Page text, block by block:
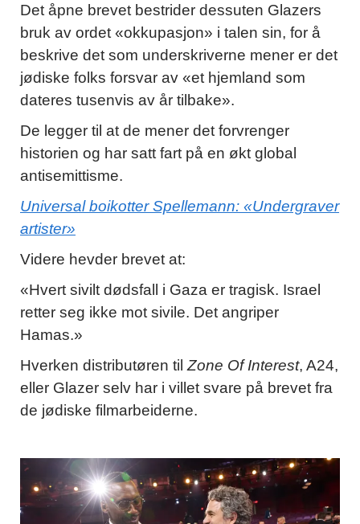
Det åpne brevet bestrider dessuten Glazers
bruk av ordet «okkupasjon» i talen sin, for å
beskrive det som underskriverne mener er det
jødiske folks forsvar av «et hjemland som
dateres tusenvis av år tilbake».
De legger til at de mener det forvrenger
historien og har satt fart på en økt global
antisemittisme.
Universal boikotter Spellemann: «Undergraver
artister»
Videre hevder brevet at:
«Hvert sivilt dødsfall i Gaza er tragisk. Israel
retter seg ikke mot sivile. Det angriper
Hamas.»
Hverken distributøren til Zone Of Interest, A24,
eller Glazer selv har i villet svare på brevet fra
de jødiske filmarbeiderne.